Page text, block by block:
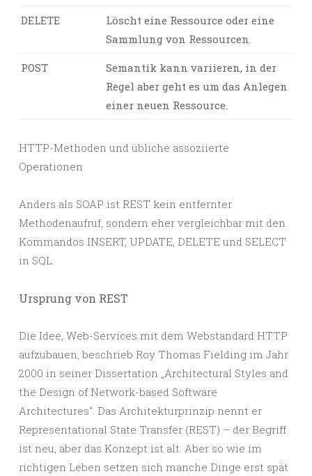
DELETE
Löscht eine Ressource oder eine
Sammlung von Ressourcen.
POST
Semantik kann variieren, in der
Regel aber geht es um das Anlegen
einer neuen Ressource.
HTTP-Methoden und übliche assoziierte
Operationen
Anders als SOAP ist REST kein entfernter
Methodenaufruf, sondern eher vergleichbar mit den
Kommandos INSERT, UPDATE, DELETE und SELECT
in SQL.
Ursprung von REST
Die Idee, Web-Services mit dem Webstandard HTTP
aufzubauen, beschrieb Roy Thomas Fielding im Jahr
2000 in seiner Dissertation „Architectural Styles and
the Design of Network-based Software
Architectures“. Das Architekturprinzip nennt er
Representational State Transfer (REST) – der Begriff
ist neu, aber das Konzept ist alt. Aber so wie im
richtigen Leben setzen sich manche Dinge erst spät